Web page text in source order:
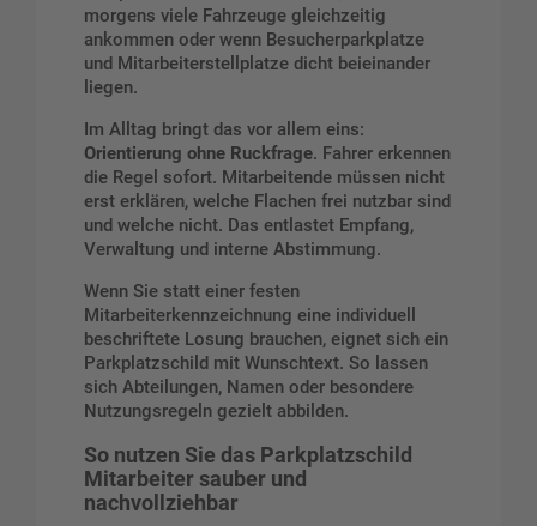
morgens viele Fahrzeuge gleichzeitig
ankommen oder wenn Besucherparkplatze
und Mitarbeiterstellplatze dicht beieinander
liegen.
Im Alltag bringt das vor allem eins:
Orientierung ohne Ruckfrage. Fahrer erkennen
die Regel sofort. Mitarbeitende müssen nicht
erst erklären, welche Flachen frei nutzbar sind
und welche nicht. Das entlastet Empfang,
Verwaltung und interne Abstimmung.
Wenn Sie statt einer festen
Mitarbeiterkennzeichnung eine individuell
beschriftete Losung brauchen, eignet sich ein
Parkplatzschild mit Wunschtext. So lassen
sich Abteilungen, Namen oder besondere
Nutzungsregeln gezielt abbilden.
So nutzen Sie das Parkplatzschild
Mitarbeiter sauber und
nachvollziehbar